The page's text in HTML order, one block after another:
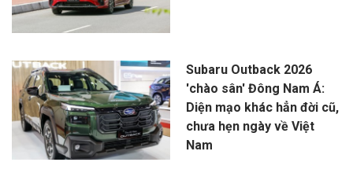
Subaru Outback 2026
'chào sân' Đông Nam Á:
Diện mạo khác hẳn đời cũ,
chưa hẹn ngày về Việt
Nam